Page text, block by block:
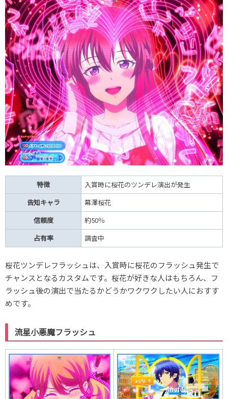
特徴 入賞時に桜花のツンデレ演出が発生
告知キャラ 幕澤桜花
信頼度 約50％
占有率 調査中
桜花ツンデレフラッシュは、入賞時に桜花のフラッシュ発生で
チャンスとなるカスタムです。桜花が好きな人はもちろん、フ
ラッシュ後の演出で当たるかどうかワクワクしたい人におすす
めです。
流星小悪魔フラッシュ